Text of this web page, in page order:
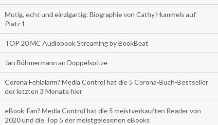
Mutig, echt und einzigartig: Biographie von Cathy Hummels auf
Platz 1
TOP 20 MC Audiobook Streaming by BookBeat
Jan Böhmermann an Doppelspitze
Corona Fehlalarm? Media Control hat die 5 Corona-Buch-Bestseller
der letzten 3 Monate hier
eBook-Fan? Media Control hat die 5 meistverkauften Reader von
2020 und die Top 5 der meistgelesenen eBooks